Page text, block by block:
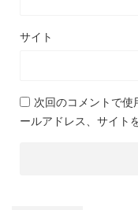
サイト
次回のコメントで使
ールアドレス、サイト